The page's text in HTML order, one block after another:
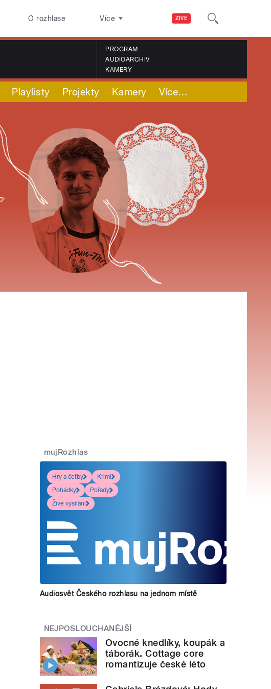
ŽIVĚ
O rozhlase Více
PROGRAM
AUDIOARCHIV
KAMERY
Playlisty Projekty Kamery Více…
mujRozhlas
Hry a četby
Krimi
Pohádky
Pořady
Živé vysílání
Audiosvět Českého rozhlasu na jednom místě
NEJPOSLOUCHANĚJŠÍ
Ovocné knedlíky, koupák a
táborák. Cottage core
romantizuje české léto